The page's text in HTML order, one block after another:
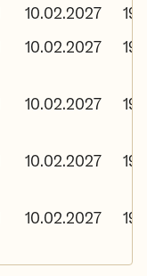
10.02.2027
10.02.2027
10.02.2027
10.02.2027
10.02.2027